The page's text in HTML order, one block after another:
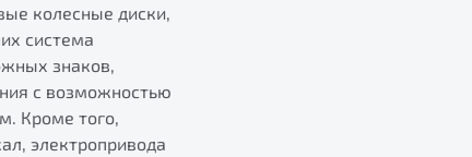
колесные диски,
система
знаков,
с возможностью
Кроме того,
электропривода